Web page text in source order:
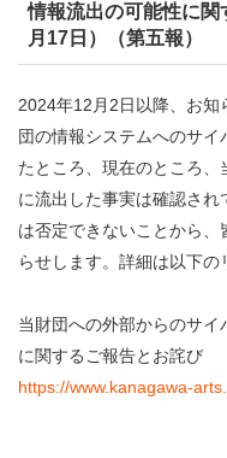
・ イベント一覧
・ イベントカレンダー
ご来場案内
・ 館内サービス・アクセ
・ フロアマップ
・ 交通案内
・ よくある質問
施設を借りる
KAATについて
・ 芸術監督
・ 施設概要
情報流出の可能性に
月17日）（第五報）
2024年12月2日以降、お
団の情報システムへのサ
たところ、現在のところ
に流出した事実は確認さ
は否定できないことから
らせします。詳細は以下の
当財団への外部からのサ
に関するご報告とお詫び
https://www.kanagawa-